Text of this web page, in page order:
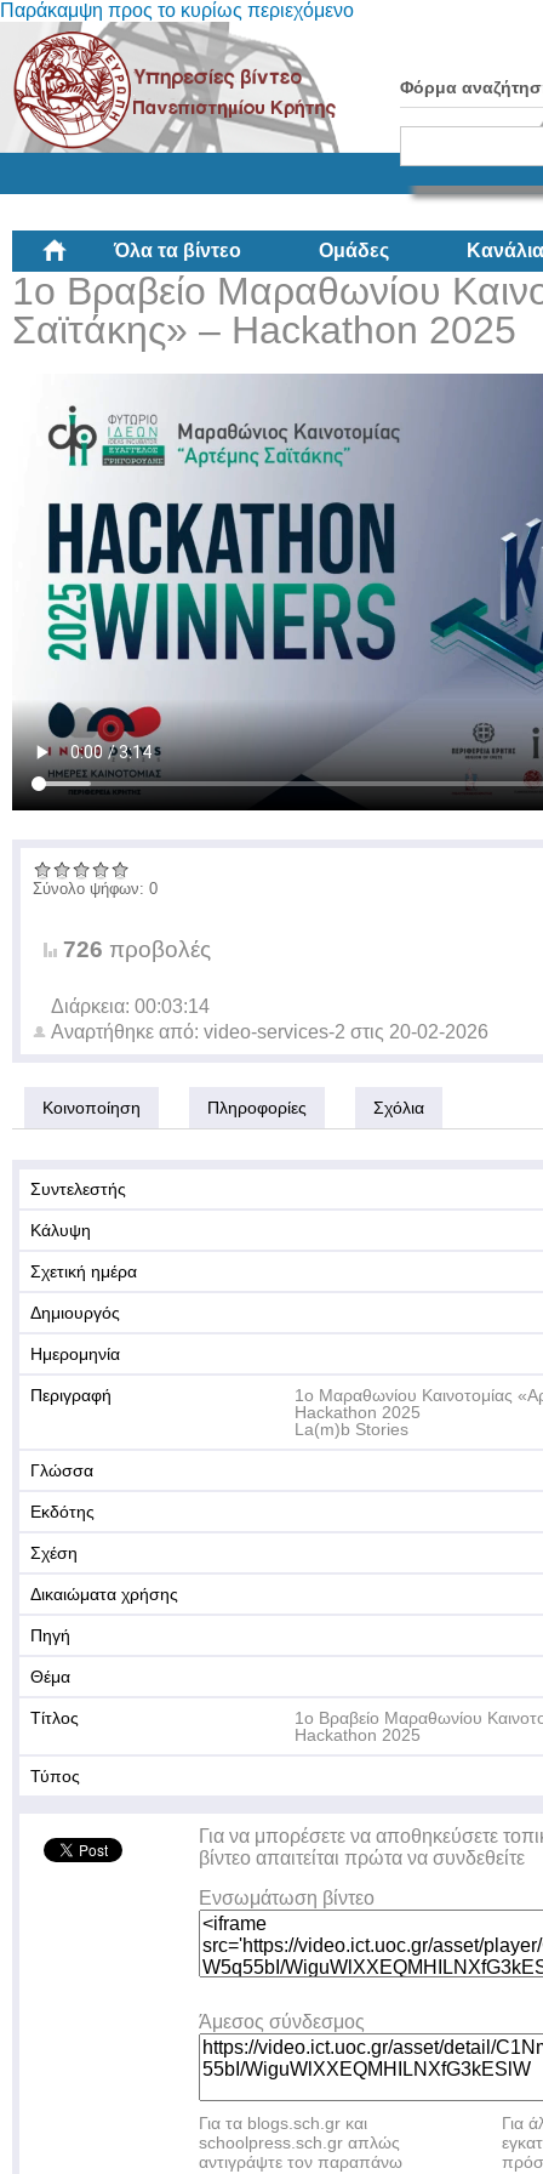
Παράκαμψη προς το κυρίως περιεχόμενο
Φόρμα
Όλα τα βίντεο Ομάδες Κανάλια
1o Βραβείο Μαραθωνίου
Σαϊτάκης» – Hackathon 2025
Σύνολο ψήφων: 0
726 προβολές
Διάρκεια: 00:03:14
Αναρτήθηκε από: video-services-2 στις 20-02-2026
Κοινοποίηση Πληροφορίες Σχόλια
Συντελεστής
Κάλυψη
Σχετική ημέρα
Δημιουργός
Ημερομηνία
Περιγραφή
1o Μαραθωνίου Καινοτομίας
Hackathon 2025
La(m)b Stories
Γλώσσα
Εκδότης
Σχέση
Δικαιώματα χρήσης
Πηγή
Θέμα
Τίτλος
1o Βραβείο Μαραθωνίου
Hackathon 2025
Τύπος
Για να μπορέσετε να αποθηκεύσετε
βίντεο απαιτείται πρώτα να συνδεθείτε
Ενσωμάτωση βίντεο
Άμεσος σύνδεσμος
Για τα blogs.sch.gr και
schoolpress.sch.gr απλώς
αντιγράψτε τον παραπάνω
Για